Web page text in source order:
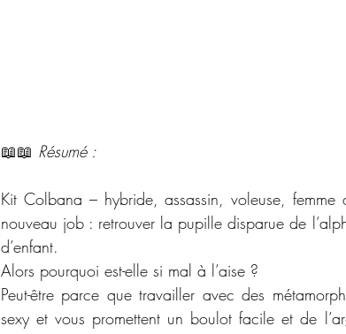
📖📖 Résumé :
Kit Colbana – hybride, assassin, voleuse,
nouveau job : retrouver la pupille disparue de
d’enfant.
Alors pourquoi est-elle si mal à l’aise ?
Peut-être parce que travailler avec des
sexy et vous promettent un boulot facile et de